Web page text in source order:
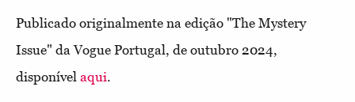
Publicado originalmente na edição "The Mystery
Issue" da Vogue Portugal, de outubro 2024,
disponível aqui.